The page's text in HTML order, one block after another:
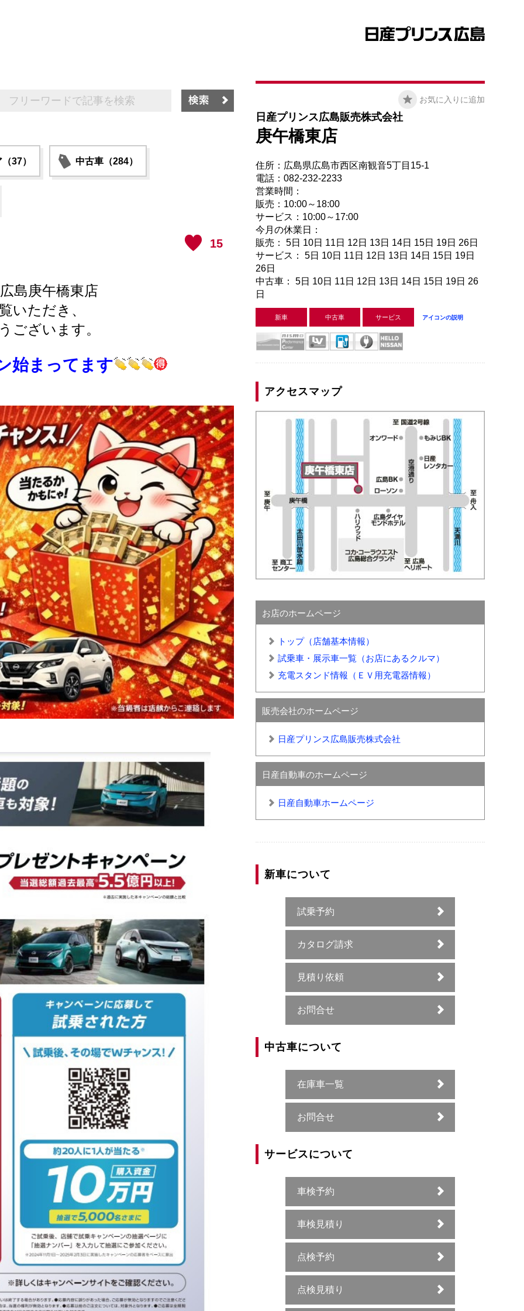
37） 中古車（284）
15
島庚午橋東店
いただき、
ございます。
始まってます
お気に入りに追加
日産プリンス広島販売株式会社
庚午橋東店
住所：広島県広島市西区南観音5丁目15-1
電話：082-232-2233
営業時間：
販売：10:00～18:00
サービス：10:00～17:00
今月の休業日：
販売： 5日 10日 11日 12日 13日 14日 15日 19日 26日
サービス： 5日 10日 11日 12日 13日 14日 15日 19日
26日
中古車： 5日 10日 11日 12日 13日 14日 15日 19日 26
日
新車 中古車 サービス アイコンの説明
アクセスマップ
お店のホームページ
トップ（店舗基本情報）
試乗車・展示車一覧（お店にあるクルマ）
充電スタンド情報（ＥＶ用充電器情報）
販売会社のホームページ
日産プリンス広島販売株式会社
日産自動車のホームページ
日産自動車ホームページ
新車について
試乗予約
カタログ請求
見積り依頼
お問合せ
中古車について
在庫車一覧
お問合せ
サービスについて
車検予約
車検見積り
点検予約
点検見積り